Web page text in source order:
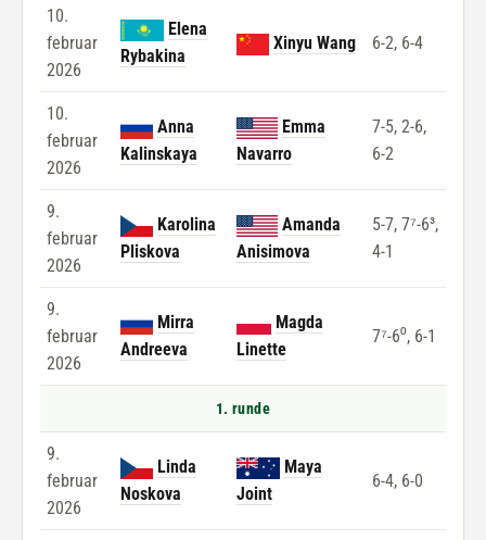
10.
februar
2026
Elena
Rybakina
Xinyu Wang 6-2, 6-4
10.
februar
2026
Anna
Kalinskaya
Emma
Navarro
7-5, 2-6,
6-2
9.
februar
2026
Karolina
Pliskova
Amanda
Anisimova
5-7, 7⁷-6³,
4-1
9.
februar
2026
Mirra
Andreeva
Magda
Linette
7⁷-6⁰, 6-1
1. runde
9.
februar
2026
Linda
Noskova
Maya
Joint
6-4, 6-0